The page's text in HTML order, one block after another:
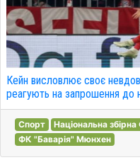
Кейн висловлює своє
реагують на запрошення до
Спорт
Національна
ФК "Баварія" Мюнхен